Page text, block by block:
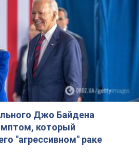
Джо Байдена
который
"агрессивном" раке